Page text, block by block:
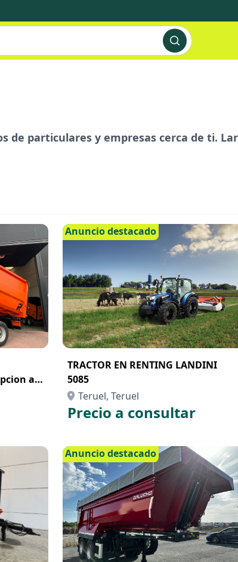
de particulares y empresas cerca de ti.
a
Anuncio destacado
TRACTOR EN RENTING LANDINI
5085
Teruel, Teruel
Precio a consultar
Anuncio destacado